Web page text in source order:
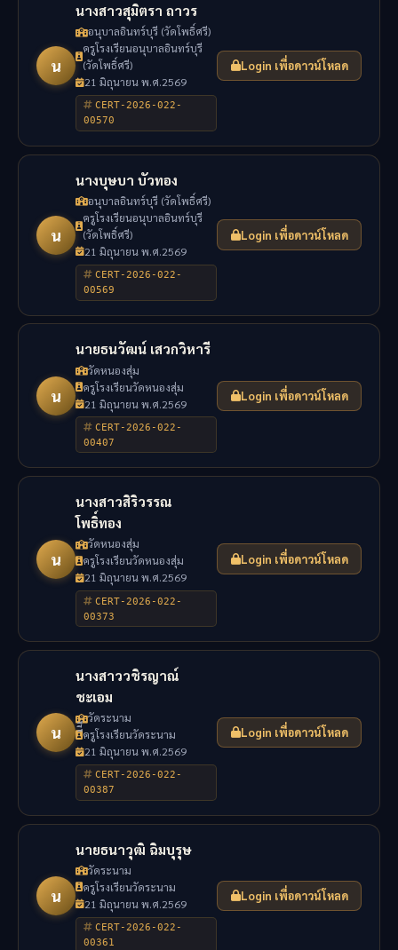
น
นางสาวสุมิตรา ถาวร
อนุบาลอินทร์บุรี (วัดโพธิ์ศรี)
ครูโรงเรียนอนุบาลอินทร์บุรี
(วัดโพธิ์ศรี)
21 มิถุนายน พ.ศ.2569
CERT-2026-022-
00570
Login เพื่อดาวน์โหลด
น
นางบุษบา บัวทอง
อนุบาลอินทร์บุรี (วัดโพธิ์ศรี)
ครูโรงเรียนอนุบาลอินทร์บุรี
(วัดโพธิ์ศรี)
21 มิถุนายน พ.ศ.2569
CERT-2026-022-
00569
Login เพื่อดาวน์โหลด
น
นายธนวัฒน์ เสวกวิหารี
วัดหนองสุ่ม
ครูโรงเรียนวัดหนองสุ่ม
21 มิถุนายน พ.ศ.2569
CERT-2026-022-
00407
Login เพื่อดาวน์โหลด
น
นางสาวสิริวรรณ
โพธิ์ทอง
วัดหนองสุ่ม
ครูโรงเรียนวัดหนองสุ่ม
21 มิถุนายน พ.ศ.2569
CERT-2026-022-
00373
Login เพื่อดาวน์โหลด
น
นางสาววชิรญาณ์
ชะเอม
วัดระนาม
ึีึครูโรงเรียนวัดระนาม
21 มิถุนายน พ.ศ.2569
CERT-2026-022-
00387
Login เพื่อดาวน์โหลด
น
นายธนาวุฒิ ฉิมบุรุษ
วัดระนาม
ครูโรงเรียนวัดระนาม
21 มิถุนายน พ.ศ.2569
CERT-2026-022-
00361
Login เพื่อดาวน์โหลด